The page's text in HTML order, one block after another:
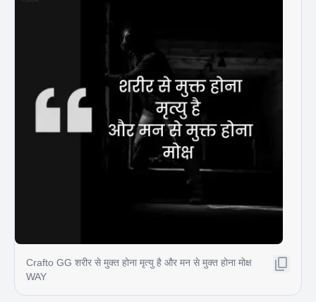
Crafto GG शरीर से मुक्त होना मृत्यु है और मन से मुक्त होना मोक्ष
WAY